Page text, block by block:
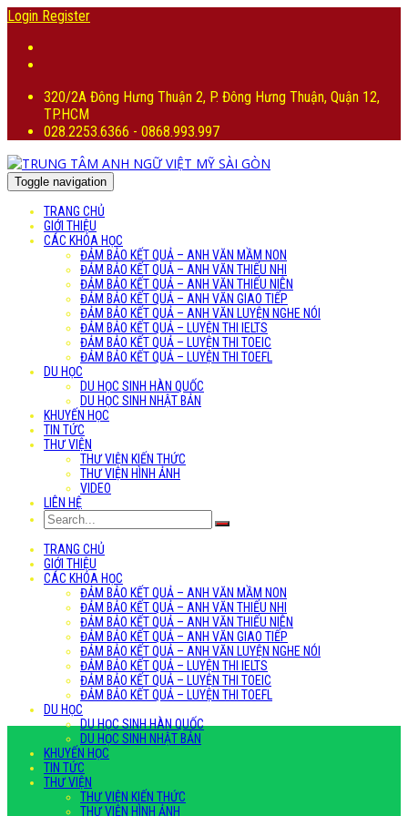
Login Register
320/2A Đông Hưng Thuận 2, P. Đông Hưng Thuận, Quận 12,
TP.HCM
028.2253.6366 - 0868.993.997
Toggle navigation
TRANG CHỦ
GIỚI THIỆU
CÁC KHÓA HỌC
ĐẢM BẢO KẾT QUẢ – ANH VĂN MẦM NON
ĐẢM BẢO KẾT QUẢ – ANH VĂN THIẾU NHI
ĐẢM BẢO KẾT QUẢ – ANH VĂN THIẾU NIÊN
ĐẢM BẢO KẾT QUẢ – ANH VĂN GIAO TIẾP
ĐẢM BẢO KẾT QUẢ – ANH VĂN LUYỆN NGHE NÓI
ĐẢM BẢO KẾT QUẢ – LUYỆN THI IELTS
ĐẢM BẢO KẾT QUẢ – LUYỆN THI TOEIC
ĐẢM BẢO KẾT QUẢ – LUYỆN THI TOEFL
DU HỌC
DU HỌC SINH HÀN QUỐC
DU HỌC SINH NHẬT BẢN
KHUYẾN HỌC
TIN TỨC
THƯ VIỆN
THƯ VIỆN KIẾN THỨC
THƯ VIỆN HÌNH ẢNH
VIDEO
LIÊN HỆ
TRANG CHỦ
GIỚI THIỆU
CÁC KHÓA HỌC
ĐẢM BẢO KẾT QUẢ – ANH VĂN MẦM NON
ĐẢM BẢO KẾT QUẢ – ANH VĂN THIẾU NHI
ĐẢM BẢO KẾT QUẢ – ANH VĂN THIẾU NIÊN
ĐẢM BẢO KẾT QUẢ – ANH VĂN GIAO TIẾP
ĐẢM BẢO KẾT QUẢ – ANH VĂN LUYỆN NGHE NÓI
ĐẢM BẢO KẾT QUẢ – LUYỆN THI IELTS
ĐẢM BẢO KẾT QUẢ – LUYỆN THI TOEIC
ĐẢM BẢO KẾT QUẢ – LUYỆN THI TOEFL
DU HỌC
DU HỌC SINH HÀN QUỐC
DU HỌC SINH NHẬT BẢN
KHUYẾN HỌC
TIN TỨC
THƯ VIỆN
THƯ VIỆN KIẾN THỨC
THƯ VIỆN HÌNH ẢNH